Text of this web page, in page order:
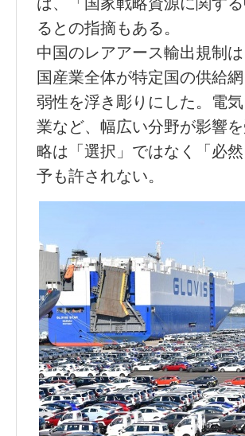
るとの指摘もある。
中国のレアアース輸出規制
国産業全体が特定国の供給
弱性を浮き彫りにした。電
業など、幅広い分野が影響
略は「選択」ではなく「必
予も許されない。